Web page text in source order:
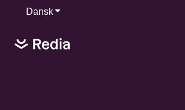
DanskVis undermenu for oversættelser